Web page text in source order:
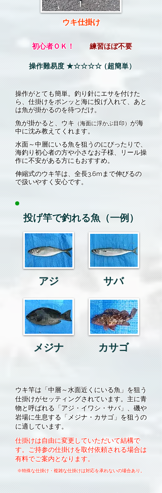
​ウキ仕掛け
​初心者ＯＫ！ 練習ほぼ不要
​操作難易度 ​★☆☆☆☆（超簡単）
操作がとても簡単。釣り針にエサを付けた
ら、仕掛けをポンッと海に投げ入れて、あと
は魚が掛かるのを待つだけ。
魚が掛かると、ウキ （海面に浮かぶ目印） が海
中に沈み教えてくれます。
水面～中層にいる魚を狙うのにぴったりで、
海釣り初心者の方や小さなお子様、リール操
作に不安がある方にもおすすめ。
伸縮式のウキ竿は、全長3.6mまで伸びるの
で扱いやすく安心です。
投げ竿で釣れる魚（一例）
アジ
メジナ
サバ
カサゴ
ウキ竿は「中層～水面近くにいる魚」を狙う
仕掛けがセッティングされています。主に青
物と呼ばれる「アジ・イワシ・サバ」、磯や
岩場に生息する「メジナ・カサゴ」を狙うの
に適しています。
仕掛けは自由に変更していただいて結構で
す。ご持参の仕掛けを取付依頼される場合は
有料でご案内となります。
※特殊な仕掛け・複雑な仕掛けは対応を承れないの場合あり。